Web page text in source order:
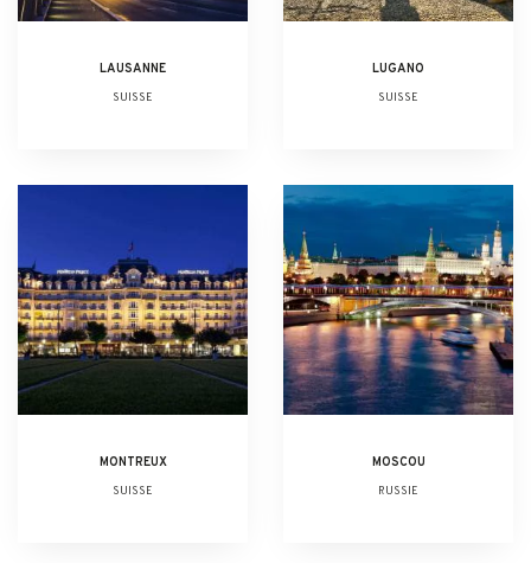
LAUSANNE
SUISSE
LUGANO
SUISSE
MONTREUX
SUISSE
MOSCOU
RUSSIE